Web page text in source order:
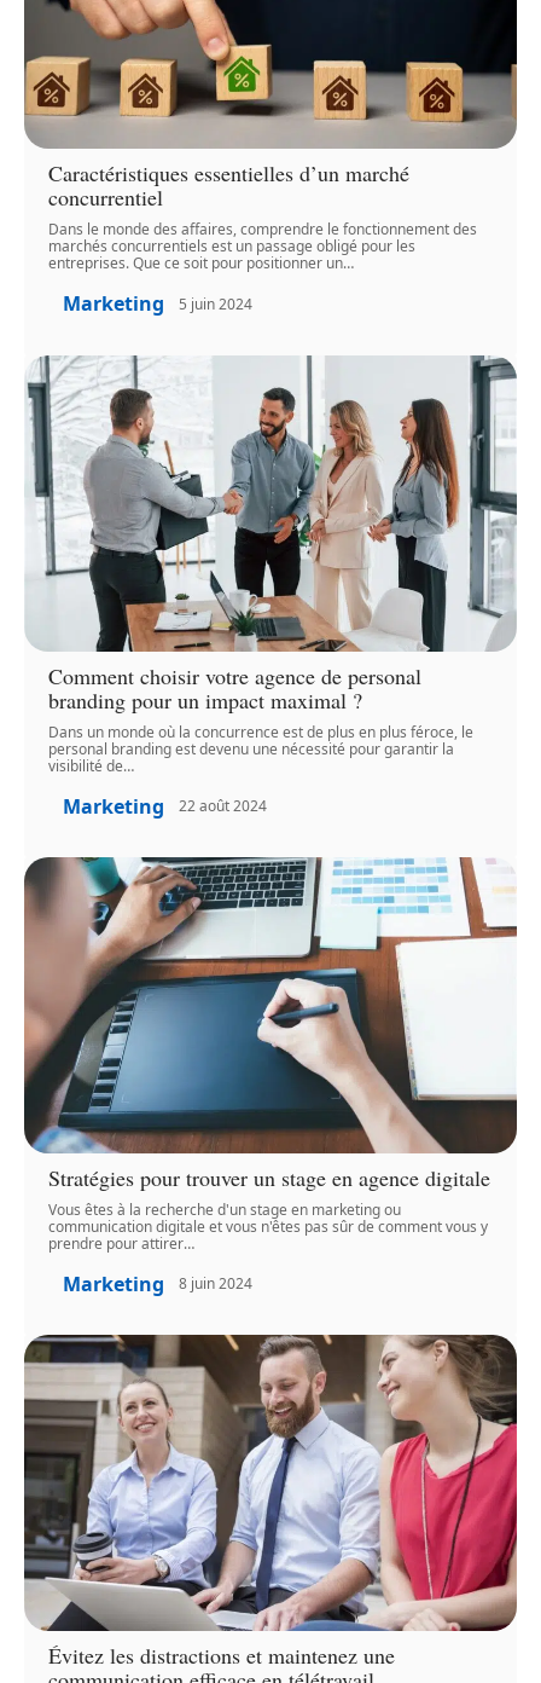
Caractéristiques essentielles d’un marché
concurrentiel
Dans le monde des affaires, comprendre le fonctionnement des
marchés concurrentiels est un passage obligé pour les
entreprises. Que ce soit pour positionner un…
Marketing 5 juin 2024
Comment choisir votre agence de personal
branding pour un impact maximal ?
Dans un monde où la concurrence est de plus en plus féroce, le
personal branding est devenu une nécessité pour garantir la
visibilité de…
Marketing 22 août 2024
Stratégies pour trouver un stage en agence digitale
Vous êtes à la recherche d'un stage en marketing ou
communication digitale et vous n'êtes pas sûr de comment vous y
prendre pour attirer…
Marketing 8 juin 2024
Évitez les distractions et maintenez une